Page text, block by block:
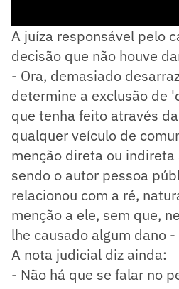
A juíza responsável pelo
decisão que não houve
- Ora, demasiado
determine a exclusão de
que tenha feito através
qualquer veículo de
menção direta ou
sendo o autor pessoa
relacionou com a ré,
menção a ele, sem que,
lhe causado algum dano
A nota judicial diz ainda:
- Não há que se falar no